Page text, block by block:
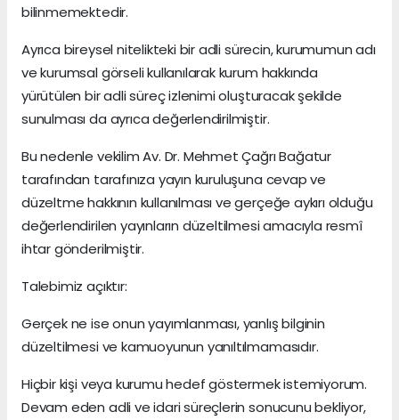
bilinmemektedir.
Ayrıca bireysel nitelikteki bir adli sürecin, kurumumun adı
ve kurumsal görseli kullanılarak kurum hakkında
yürütülen bir adli süreç izlenimi oluşturacak şekilde
sunulması da ayrıca değerlendirilmiştir.
Bu nedenle vekilim Av. Dr. Mehmet Çağrı Bağatur
tarafından tarafınıza yayın kuruluşuna cevap ve
düzeltme hakkının kullanılması ve gerçeğe aykırı olduğu
değerlendirilen yayınların düzeltilmesi amacıyla resmî
ihtar gönderilmiştir.
Talebimiz açıktır:
Gerçek ne ise onun yayımlanması, yanlış bilginin
düzeltilmesi ve kamuoyunun yanıltılmamasıdır.
Hiçbir kişi veya kurumu hedef göstermek istemiyorum.
Devam eden adli ve idari süreçlerin sonucunu bekliyor,